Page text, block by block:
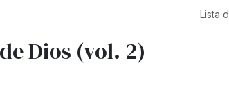
Lista
Dios (vol. 2)